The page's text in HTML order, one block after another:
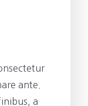
ante.
a